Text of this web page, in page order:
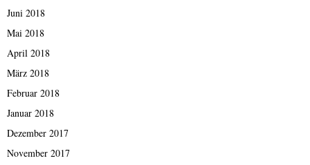
Juni 2018
Mai 2018
April 2018
März 2018
Februar 2018
Januar 2018
Dezember 2017
November 2017